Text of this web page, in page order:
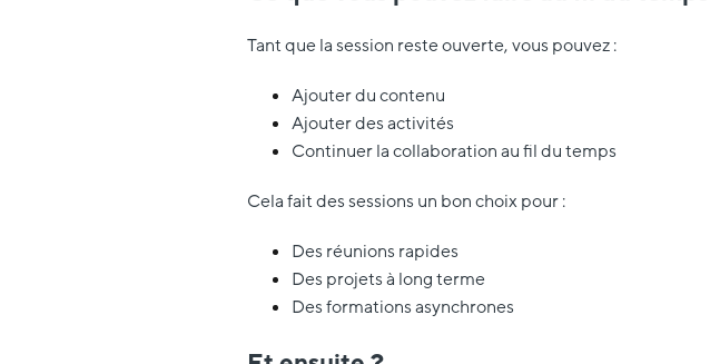
Tant que la session reste ouverte, vous pouvez :
Ajouter du contenu
Ajouter des activités
Continuer la collaboration au fil du temps
Cela fait des sessions un bon choix pour :
Des réunions rapides
Des projets à long terme
Des formations asynchrones